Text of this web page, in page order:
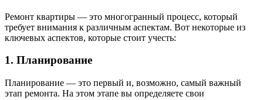
Ремонт квартиры — это многогранный процесс, который
требует внимания к различным аспектам. Вот некоторые из
ключевых аспектов, которые стоит учесть:
1. Планирование
Планирование — это первый и, возможно, самый важный
этап ремонта. На этом этапе вы определяете свои